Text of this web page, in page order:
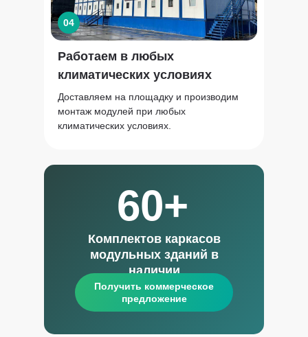
Работаем в любых
климатических условиях
Доставляем на площадку и производим
монтаж модулей при любых
климатических условиях.
04
60+
Комплектов каркасов
модульных зданий в
наличии
Получить коммерческое
предложение